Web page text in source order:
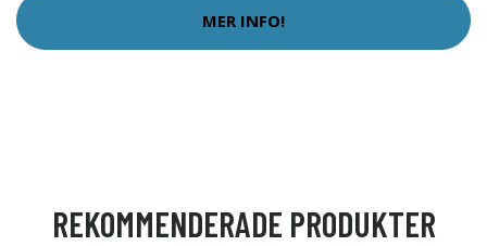
MER INFO!
REKOMMENDERADE PRODUKTER